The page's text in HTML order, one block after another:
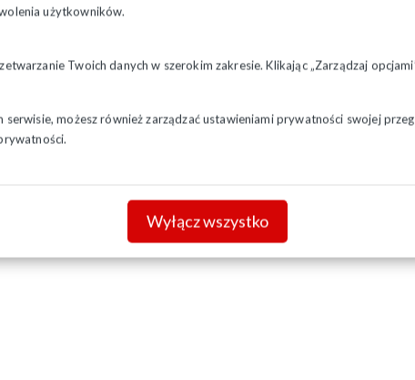
użytkowników.
Twoich danych w szerokim zakresie. Klikając „Zarządzaj
serwisie, możesz również zarządzać ustawieniami prywatności swojej
Wyłącz wszystko